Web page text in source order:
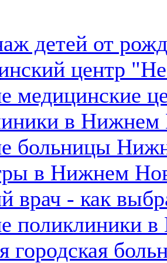
детей от
центр
медицинские
в Нижнем
больницы
в Нижнем
врач - как
поликлиники
городская